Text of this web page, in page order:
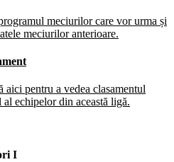
meciurilor care vor urma și
meciurilor anterioare.
aici pentru a vedea clasamentul
al echipelor din această ligă.
I